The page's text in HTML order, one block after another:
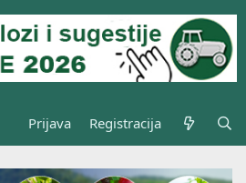
Prijava Registracija